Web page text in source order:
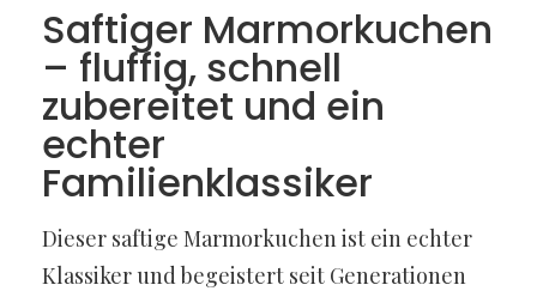
Saftiger Marmorkuchen
– fluffig, schnell
zubereitet und ein
echter
Familienklassiker
Dieser saftige Marmorkuchen ist ein echter
Klassiker und begeistert seit Generationen